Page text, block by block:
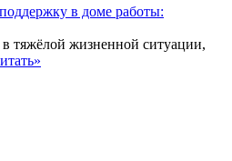
в тяжёлой жизненной ситуации,